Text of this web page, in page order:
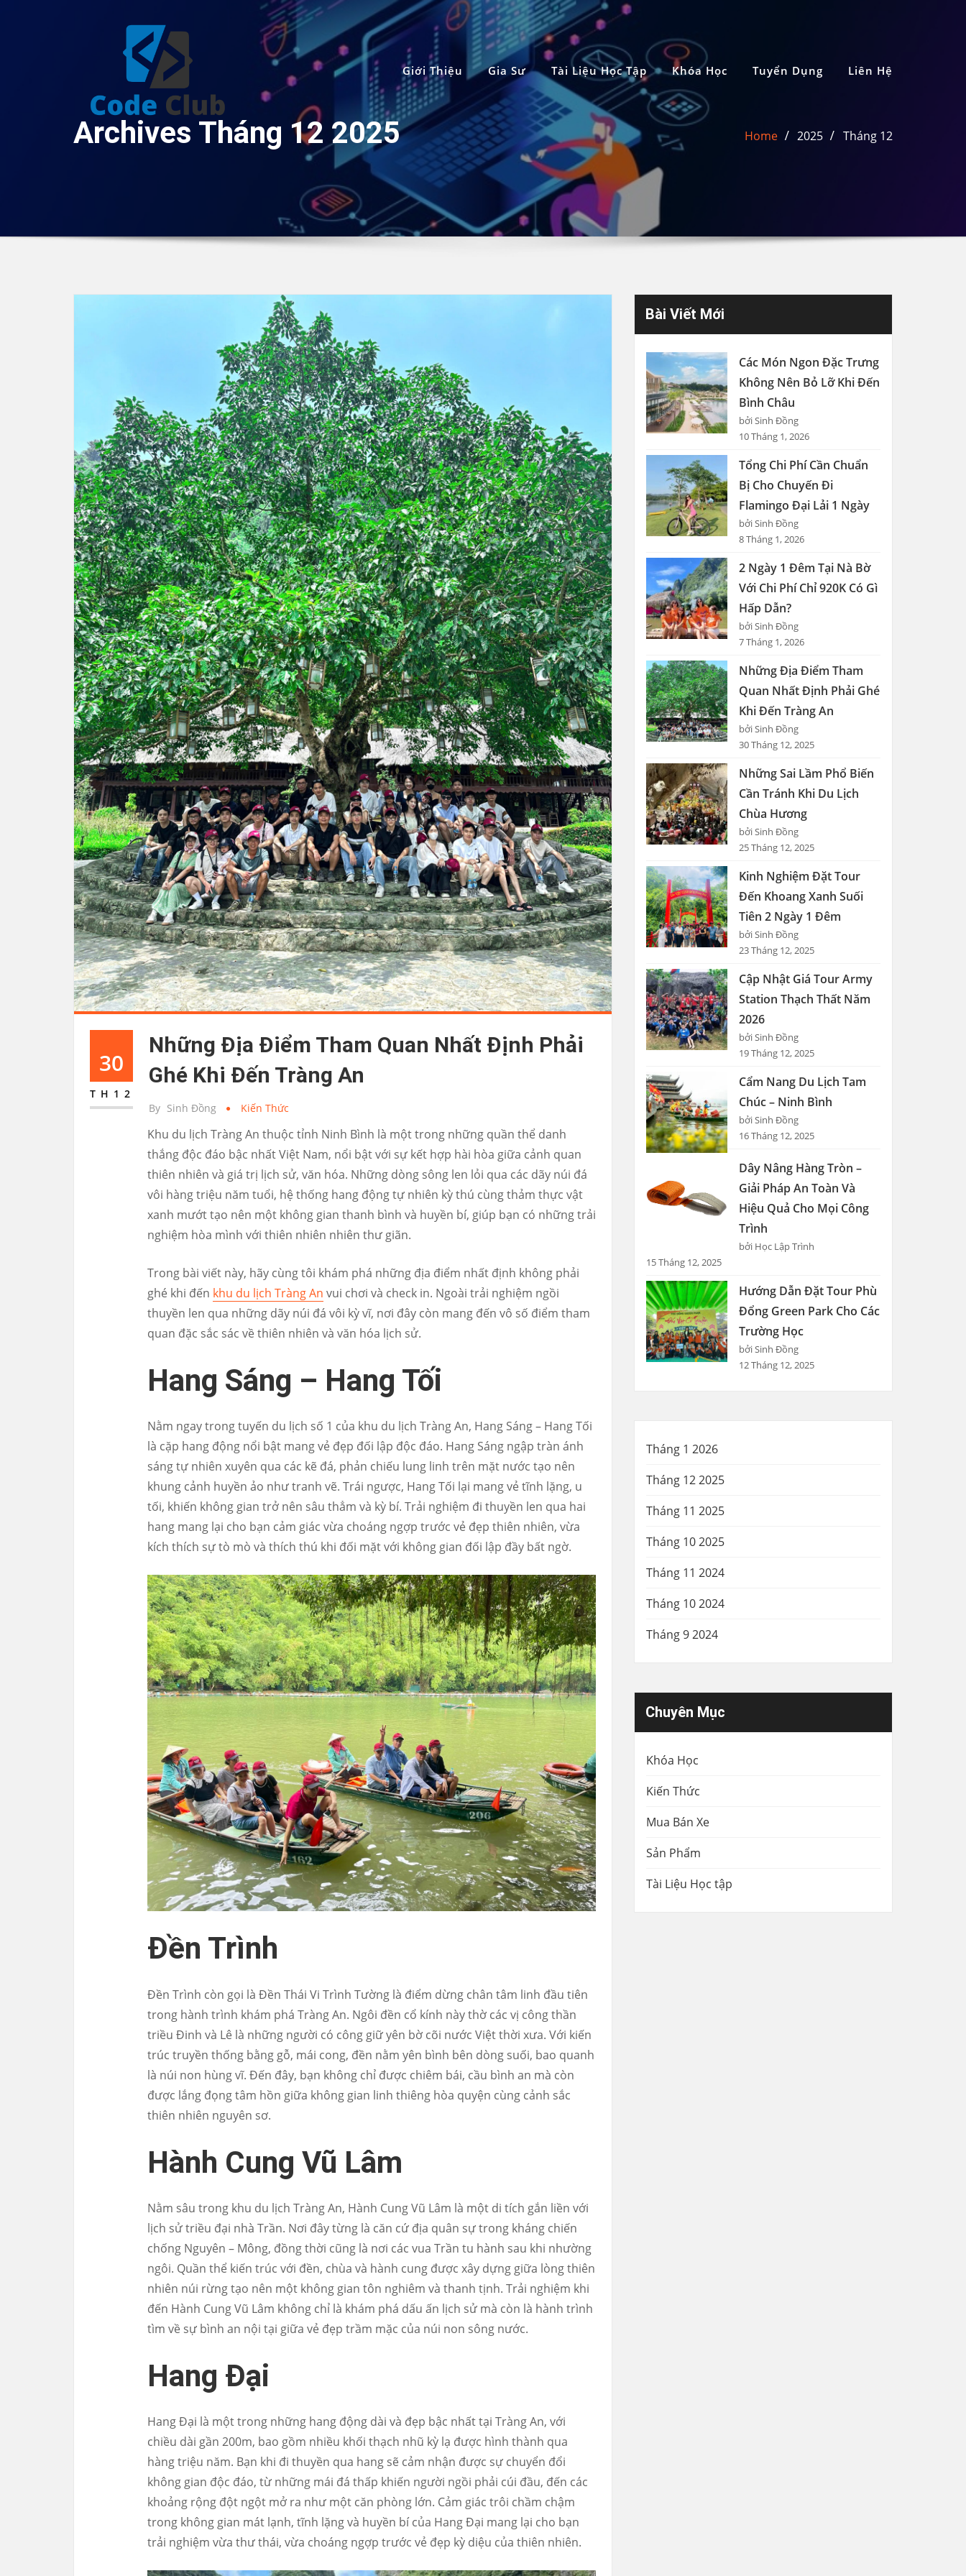
Giới Thiệu Gia Sư Tài Liệu Học Tập Khóa Học Tuyển Dụng Liên Hệ
Archives Tháng 12 2025 Home 2025 Tháng 12
30
TH12
Những Địa Điểm Tham Quan Nhất Định Phải
Ghé Khi Đến Tràng An
By Sinh Đồng Kiến Thức
Khu du lịch Tràng An thuộc tỉnh Ninh Bình là một trong những quần thể danh
thắng độc đáo bậc nhất Việt Nam, nổi bật với sự kết hợp hài hòa giữa cảnh quan
thiên nhiên và giá trị lịch sử, văn hóa. Những dòng sông len lỏi qua các dãy núi đá
vôi hàng triệu năm tuổi, hệ thống hang động tự nhiên kỳ thú cùng thảm thực vật
xanh mướt tạo nên một không gian thanh bình và huyền bí, giúp bạn có những trải
nghiệm hòa mình với thiên nhiên nhiên thư giãn.
Trong bài viết này, hãy cùng tôi khám phá những địa điểm nhất định không phải
ghé khi đến khu du lịch Tràng An vui chơi và check in. Ngoài trải nghiệm ngồi
thuyền len qua những dãy núi đá vôi kỳ vĩ, nơi đây còn mang đến vô số điểm tham
quan đặc sắc sác về thiên nhiên và văn hóa lịch sử.
Hang Sáng – Hang Tối
Nằm ngay trong tuyến du lịch số 1 của khu du lịch Tràng An, Hang Sáng – Hang Tối
là cặp hang động nổi bật mang vẻ đẹp đối lập độc đáo. Hang Sáng ngập tràn ánh
sáng tự nhiên xuyên qua các kẽ đá, phản chiếu lung linh trên mặt nước tạo nên
khung cảnh huyền ảo như tranh vẽ. Trái ngược, Hang Tối lại mang vẻ tĩnh lặng, u
tối, khiến không gian trở nên sâu thẳm và kỳ bí. Trải nghiệm đi thuyền len qua hai
hang mang lại cho bạn cảm giác vừa choáng ngợp trước vẻ đẹp thiên nhiên, vừa
kích thích sự tò mò và thích thú khi đối mặt với không gian đối lập đầy bất ngờ.
Đền Trình
Đền Trình còn gọi là Đền Thái Vi Trình Tường là điểm dừng chân tâm linh đầu tiên
trong hành trình khám phá Tràng An. Ngôi đền cổ kính này thờ các vị công thần
triều Đinh và Lê là những người có công giữ yên bờ cõi nước Việt thời xưa. Với kiến
trúc truyền thống bằng gỗ, mái cong, đền nằm yên bình bên dòng suối, bao quanh
là núi non hùng vĩ. Đến đây, bạn không chỉ được chiêm bái, cầu bình an mà còn
được lắng đọng tâm hồn giữa không gian linh thiêng hòa quyện cùng cảnh sắc
thiên nhiên nguyên sơ.
Hành Cung Vũ Lâm
Nằm sâu trong khu du lịch Tràng An, Hành Cung Vũ Lâm là một di tích gắn liền với
lịch sử triều đại nhà Trần. Nơi đây từng là căn cứ địa quân sự trong kháng chiến
chống Nguyên – Mông, đồng thời cũng là nơi các vua Trần tu hành sau khi nhường
ngôi. Quần thể kiến trúc với đền, chùa và hành cung được xây dựng giữa lòng thiên
nhiên núi rừng tạo nên một không gian tôn nghiêm và thanh tịnh. Trải nghiệm khi
đến Hành Cung Vũ Lâm không chỉ là khám phá dấu ấn lịch sử mà còn là hành trình
tìm về sự bình an nội tại giữa vẻ đẹp trầm mặc của núi non sông nước.
Hang Đại
Hang Đại là một trong những hang động dài và đẹp bậc nhất tại Tràng An, với
chiều dài gần 200m, bao gồm nhiều khối thạch nhũ kỳ lạ được hình thành qua
hàng triệu năm. Bạn khi đi thuyền qua hang sẽ cảm nhận được sự chuyển đổi
không gian độc đáo, từ những mái đá thấp khiến người ngồi phải cúi đầu, đến các
khoảng rộng đột ngột mở ra như một căn phòng lớn. Cảm giác trôi chầm chậm
trong không gian mát lạnh, tĩnh lặng và huyền bí của Hang Đại mang lại cho bạn
trải nghiệm vừa thư thái, vừa choáng ngợp trước vẻ đẹp kỳ diệu của thiên nhiên.
Bài Viết Mới
Các Món Ngon Đặc Trưng
Không Nên Bỏ Lỡ Khi Đến
Bình Châu
bởi Sinh Đồng
10 Tháng 1, 2026
Tổng Chi Phí Cần Chuẩn
Bị Cho Chuyến Đi
Flamingo Đại Lải 1 Ngày
bởi Sinh Đồng
8 Tháng 1, 2026
2 Ngày 1 Đêm Tại Nà Bờ
Với Chi Phí Chỉ 920K Có Gì
Hấp Dẫn?
bởi Sinh Đồng
7 Tháng 1, 2026
Những Địa Điểm Tham
Quan Nhất Định Phải Ghé
Khi Đến Tràng An
bởi Sinh Đồng
30 Tháng 12, 2025
Những Sai Lầm Phổ Biến
Cần Tránh Khi Du Lịch
Chùa Hương
bởi Sinh Đồng
25 Tháng 12, 2025
Kinh Nghiệm Đặt Tour
Đến Khoang Xanh Suối
Tiên 2 Ngày 1 Đêm
bởi Sinh Đồng
23 Tháng 12, 2025
Cập Nhật Giá Tour Army
Station Thạch Thất Năm
2026
bởi Sinh Đồng
19 Tháng 12, 2025
Cẩm Nang Du Lịch Tam
Chúc – Ninh Bình
bởi Sinh Đồng
16 Tháng 12, 2025
Dây Nâng Hàng Tròn –
Giải Pháp An Toàn Và
Hiệu Quả Cho Mọi Công
Trình
bởi Học Lập Trình
15 Tháng 12, 2025
Hướng Dẫn Đặt Tour Phù
Đổng Green Park Cho Các
Trường Học
bởi Sinh Đồng
12 Tháng 12, 2025
Tháng 1 2026
Tháng 12 2025
Tháng 11 2025
Tháng 10 2025
Tháng 11 2024
Tháng 10 2024
Tháng 9 2024
Chuyên Mục
Khóa Học
Kiến Thức
Mua Bán Xe
Sản Phẩm
Tài Liệu Học tập